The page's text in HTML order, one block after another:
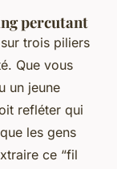
percutant
trois piliers
Que vous
un jeune
refléter qui
les gens
ce “fil